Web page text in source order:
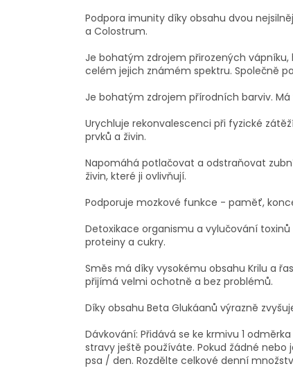
Podpora imunity díky obsahu dvou
a Colostrum.
Je bohatým zdrojem přirozených
celém jejich známém spektru. Společně
Je bohatým zdrojem přírodních barviv.
Urychluje rekonvalescenci při fyzické
prvků a živin.
Napomáhá potlačovat a odstraňovat
živin, které ji ovlivňují.
Podporuje mozkové funkce - paměť,
Detoxikace organismu a vylučování
proteiny a cukry.
Směs má díky vysokému obsahu Krilu a
přijímá velmi ochotně a bez problémů.
Díky obsahu Beta Glukáanů výrazně
Dávkování: Přidává se ke krmivu 1
stravy ještě používáte. Pokud žádné nebo
psa / den. Rozdělte celkové denní